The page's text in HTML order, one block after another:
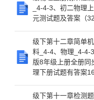
_4-4-3、初二物理
元测试题及答案（32
级下第十二章简单
料_4-4、物理_4-4-
版8年级上册全册同
理下册试题有答案
级下第十一章检测